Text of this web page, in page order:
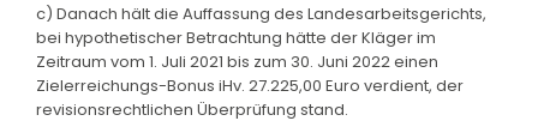
c) Danach hält die Auffassung des Landesarbeitsgerichts,
bei hypothetischer Betrachtung hätte der Kläger im
Zeitraum vom 1. Juli 2021 bis zum 30. Juni 2022 einen
Zielerreichungs-Bonus iHv. 27.225,00 Euro verdient, der
revisionsrechtlichen Überprüfung stand.